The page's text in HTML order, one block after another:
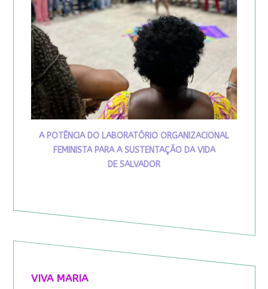
A POTÊNCIA DO LABORATÓRIO ORGANIZACIONAL
FEMINISTA PARA A SUSTENTAÇÃO DA VIDA
DE SALVADOR
VIVA MARIA